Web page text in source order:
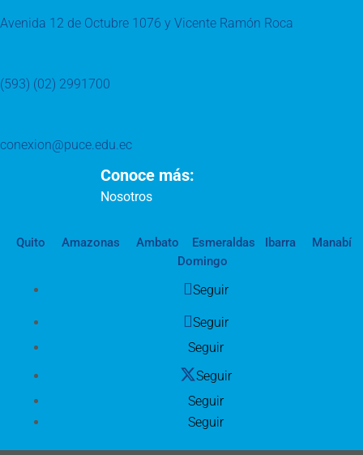
Avenida 12 de Octubre 1076 y Vicente Ramón Roca
(593) (02) 2991700
conexion@puce.edu.ec
Conoce más:
Nosotros
Quito Amazonas Ambato Esmeraldas Ibarra
Manabí
Domingo
Seguir
Seguir
Seguir
Seguir
Seguir
Seguir